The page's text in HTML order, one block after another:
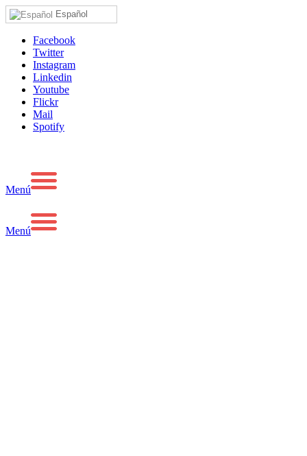
Español
Facebook
Twitter
Instagram
Linkedin
Youtube
Flickr
Mail
Spotify
Menú
Menú